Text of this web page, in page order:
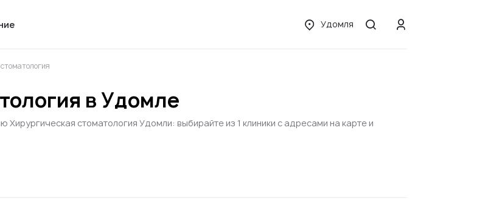
Удомля
в Удомле
Хирургическая стоматология Удомли: выбирайте из 1 клиники с адресами на карте и